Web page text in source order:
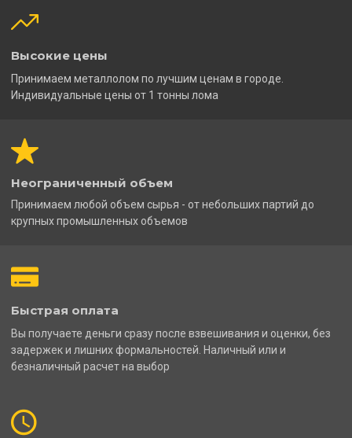
Высокие цены
Принимаем металлолом по лучшим ценам в городе.
Индивидуальные цены от 1 тонны лома
Неограниченный объем
Принимаем любой объем сырья - от небольших партий до
крупных промышленных объемов
Быстрая оплата
Вы получаете деньги сразу после взвешивания и оценки, без
задержек и лишних формальностей. Наличный или и
безналичный расчет на выбор